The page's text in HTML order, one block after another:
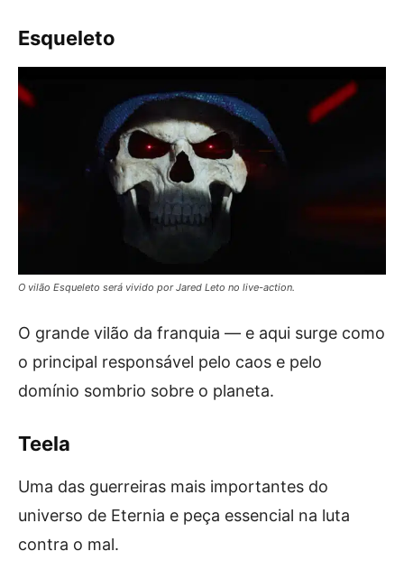
Esqueleto
O vilão Esqueleto será vivido por Jared Leto no live-action.
O grande vilão da franquia — e aqui surge como
o principal responsável pelo caos e pelo
domínio sombrio sobre o planeta.
Teela
Uma das guerreiras mais importantes do
universo de Eternia e peça essencial na luta
contra o mal.